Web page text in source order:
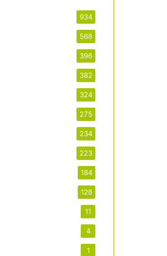
934
568
396
382
324
275
234
223
184
128
11
4
1